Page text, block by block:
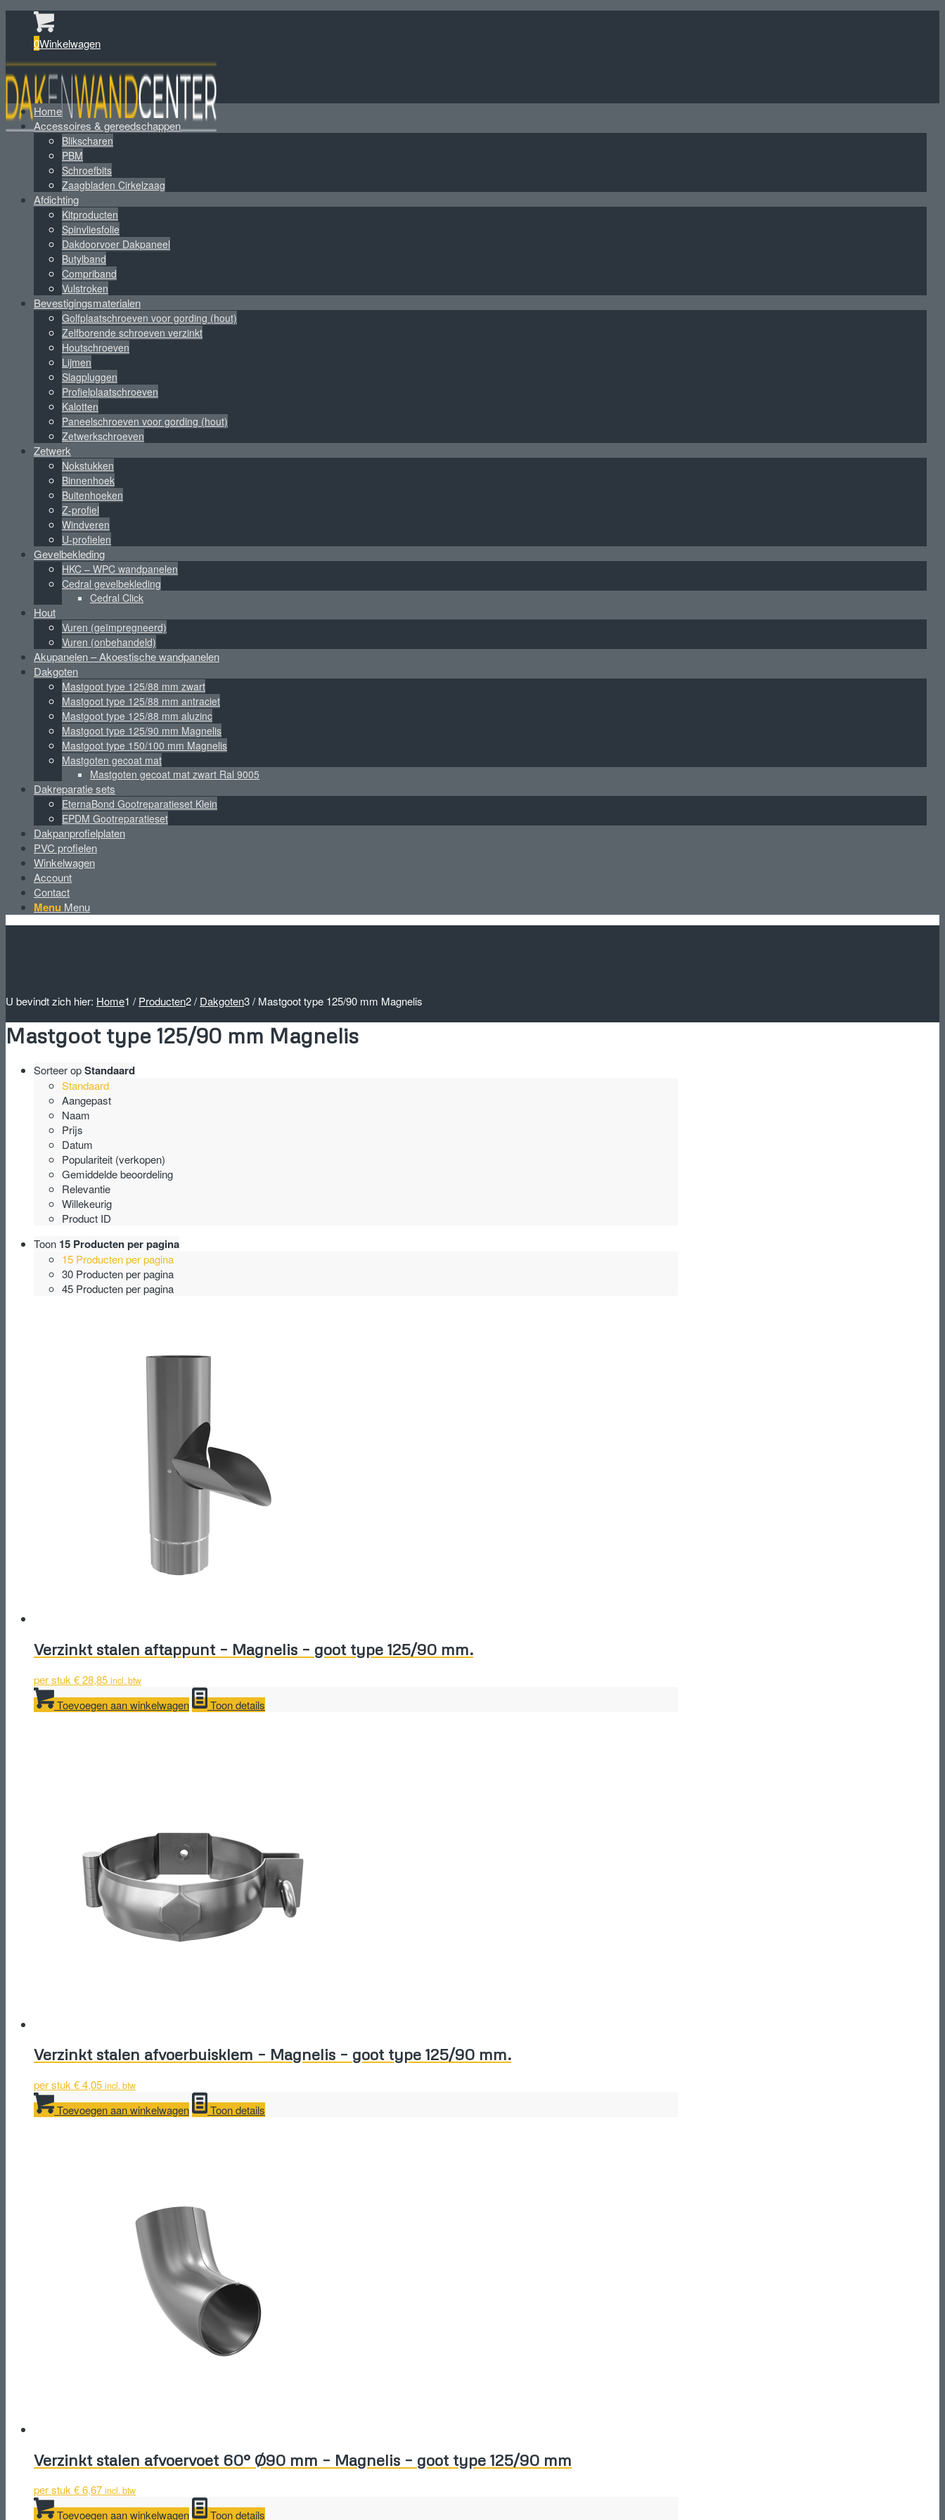
0Winkelwagen
Home
Accessoires & gereedschappen
Blikscharen
PBM
Schroefbits
Zaagbladen Cirkelzaag
Afdichting
Kitproducten
Spinvliesfolie
Dakdoorvoer Dakpaneel
Butylband
Compriband
Vulstroken
Bevestigingsmaterialen
Golfplaatschroeven voor gording (hout)
Zelfborende schroeven verzinkt
Houtschroeven
Lijmen
Slagpluggen
Profielplaatschroeven
Kalotten
Paneelschroeven voor gording (hout)
Zetwerkschroeven
Zetwerk
Nokstukken
Binnenhoek
Buitenhoeken
Z-profiel
Windveren
U-profielen
Gevelbekleding
HKC – WPC wandpanelen
Cedral gevelbekleding
Cedral Click
Hout
Vuren (geïmpregneerd)
Vuren (onbehandeld)
Akupanelen – Akoestische wandpanelen
Dakgoten
Mastgoot type 125/88 mm zwart
Mastgoot type 125/88 mm antraciet
Mastgoot type 125/88 mm aluzinc
Mastgoot type 125/90 mm Magnelis
Mastgoot type 150/100 mm Magnelis
Mastgoten gecoat mat
Mastgoten gecoat mat zwart Ral 9005
Dakreparatie sets
EternaBond Gootreparatieset Klein
EPDM Gootreparatieset
Dakpanprofielplaten
PVC profielen
Winkelwagen
Account
Contact
Menu Menu
U bevindt zich hier: Home1 / Producten2/ Dakgoten3/ Mastgoot type 125/90 mm Magnelis
Mastgoot type 125/90 mm Magnelis
Sorteer opStandaard
Standaard
Aangepast
Naam
Prijs
Datum
Populariteit (verkopen)
Gemiddelde beoordeling
Relevantie
Willekeurig
Product ID
Toon 15 Producten per pagina
15 Producten per pagina
30 Producten per pagina
45 Producten per pagina
Verzinkt stalen aftappunt – Magnelis – goot type 125/90 mm.
per stuk €28,85 incl. btw
Toevoegen aan winkelwagen Toon details
Verzinkt stalen afvoerbuisklem – Magnelis – goot type 125/90 mm.
per stuk €4,05 incl. btw
Toevoegen aan winkelwagen Toon details
Verzinkt stalen afvoervoet 60° Ø90 mm – Magnelis – goot type 125/90 mm
per stuk€6,67 incl. btw
Toevoegen aan winkelwagen Toon details